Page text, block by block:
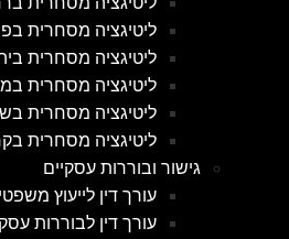
ליטיגציה מסחרית
ליטיגציה מסחרית
ליטיגציה מסחרית
ליטיגציה מסחרית
ליטיגציה מסחרית
גישור ובוררות עסקיים
עורך דין לייעוץ
עורך דין לבוררות